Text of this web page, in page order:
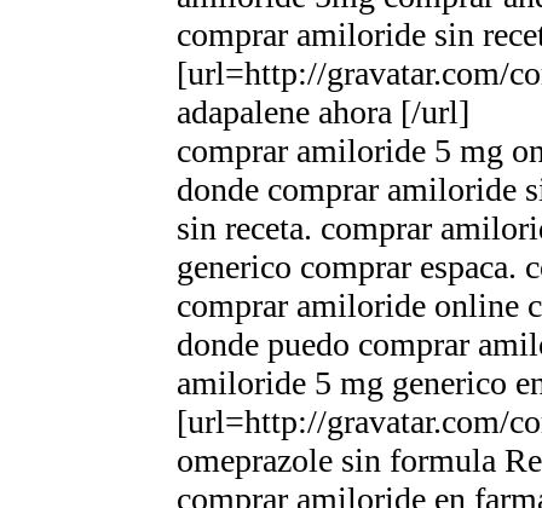
comprar amiloride sin
[url=http://gravatar.com/
adapalene ahora [/url]
comprar amiloride 5 mg
donde comprar amiloride
sin receta. comprar
generico comprar
comprar amiloride online
donde puedo comprar
amiloride 5 mg generico
[url=http://gravatar.com/
omeprazole sin formula
comprar amiloride en